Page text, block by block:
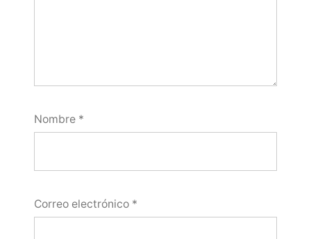
Nombre *
Correo electrónico *